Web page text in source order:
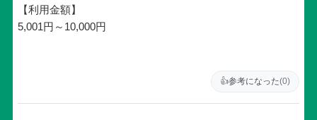
【利用金額】
5,001円～10,000円
👍参考になった(0)